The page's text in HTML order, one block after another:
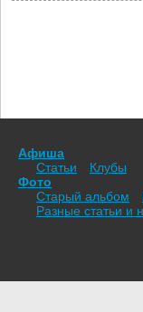
Афиша
Статьи
Клубы
Фото
Старый альбом
Разные статьи и